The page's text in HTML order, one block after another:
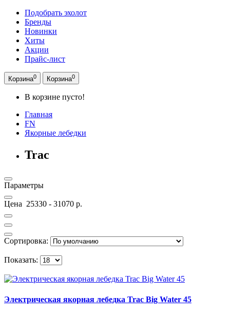
Подобрать эхолот
Бренды
Новинки
Хиты
Акции
Прайс-лист
Корзина0 Корзина0
В корзине пусто!
Главная
FN
Якорные лебедки
Trac
Параметры
Цена 25330 - 31070 р.
Сортировка:
Показать:
Электрическая якорная лебедка Trac Big Water 45